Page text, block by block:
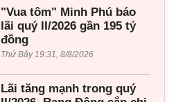
"Vua tôm" Minh Phú báo
lãi quý II/2026 gần 195 tỷ
đồng
Thứ Bảy 19:31, 8/8/2026
Lãi tăng mạnh trong quý